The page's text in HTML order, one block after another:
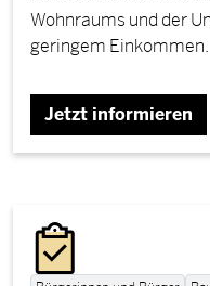
Wohnraums und der
geringem Einkommen.
Jetzt informieren